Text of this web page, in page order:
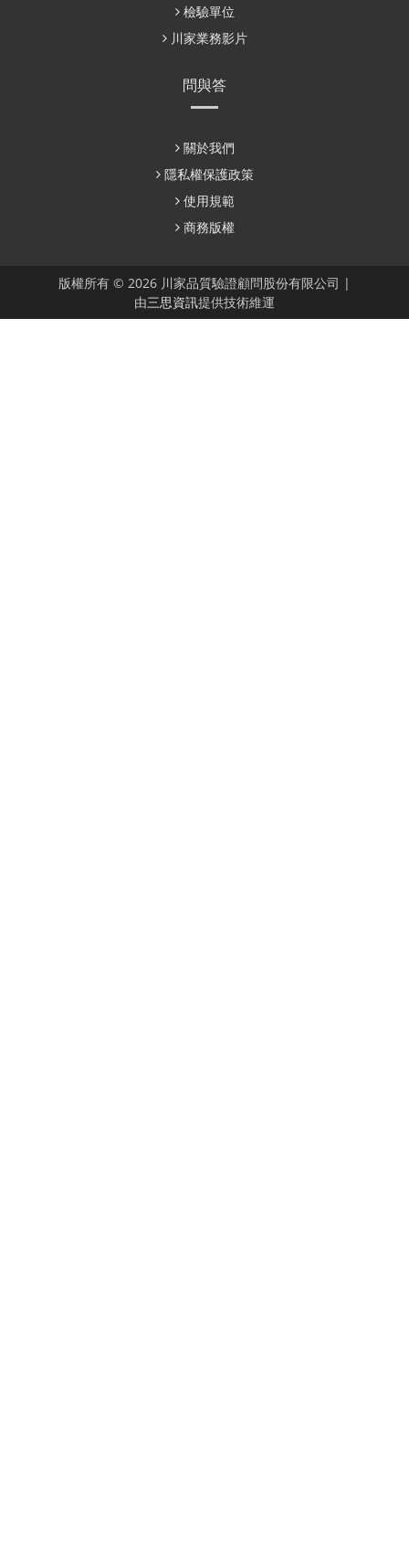
檢驗單位
川家業務影片
問與答
關於我們
隱私權保護政策
使用規範
商務版權
版權所有 © 2026 川家品質驗證顧問股份有限公司 |
由三思資訊提供技術維運